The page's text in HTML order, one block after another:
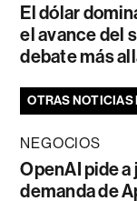
El dólar
el avance del
debate más
OTRAS NOTICIAS
NEGOCIOS
OpenAI pide
demanda de